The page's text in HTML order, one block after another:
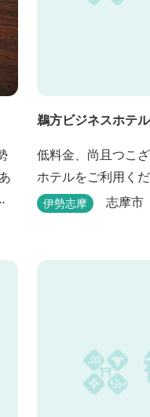
鵜方ビジネスホテル
低料金、尚且つこ
ホテルをご利用く
伊勢志摩 志摩市